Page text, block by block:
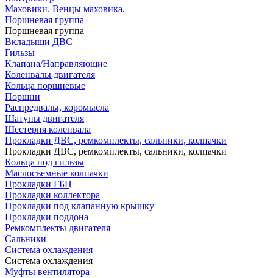
Маховики. Венцы маховика.
Поршневая группа
Поршневая группа
Вкладыши ДВС
Гильзы
Клапана/Направляющие
Коленвалы двигателя
Кольца поршневые
Поршни
Распредвалы, коромысла
Шатуны двигателя
Шестерня коленвала
Прокладки ДВС, ремкомплекты, сальники, колпачки
Прокладки ДВС, ремкомплекты, сальники, колпачки
Кольца под гильзы
Маслосъемные колпачки
Прокладки ГБЦ
Прокладки коллектора
Прокладки под клапанную крышку
Прокладки поддона
Ремкомплекты двигателя
Сальники
Система охлаждения
Система охлаждения
Муфты вентилятора